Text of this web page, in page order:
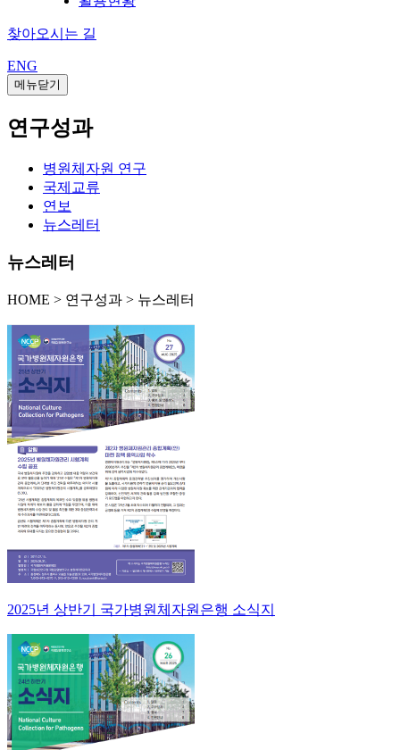
찾아오시는 길
ENG
메뉴닫기
연구성과
병원체자원 연구
국제교류
연보
뉴스레터
뉴스레터
HOME > 연구성과 > 뉴스레터
2025년 상반기 국가병원체자원은행 소식지